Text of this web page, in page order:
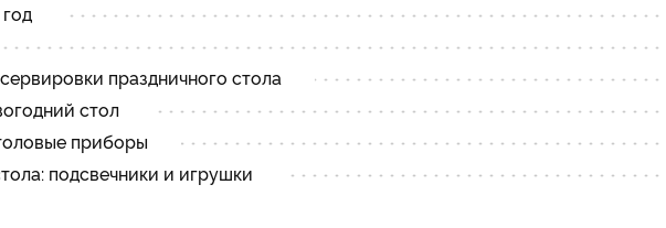
праздничного стола
стол
приборы
подсвечники и игрушки